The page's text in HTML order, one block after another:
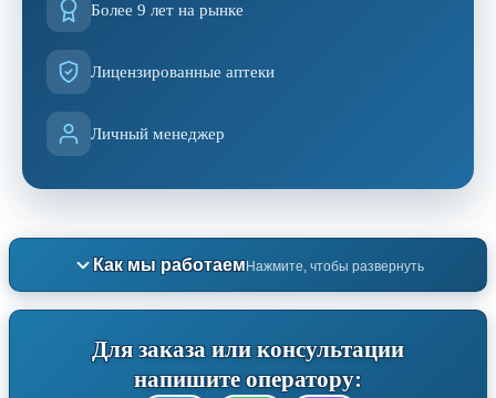
Более 9 лет на рынке
Лицензированные аптеки
Личный менеджер
Как мы работаемНажмите, чтобы развернуть
Для заказа или консультации
напишите оператору: